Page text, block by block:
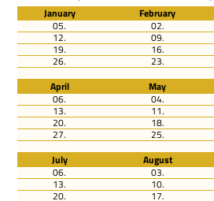
January February
05.
02.
12. 09.
19. 16.
26. 23.
April
May
06.
04.
13. 11.
20. 18.
27. 25.
July
August
06.
03.
13. 10.
20. 17.